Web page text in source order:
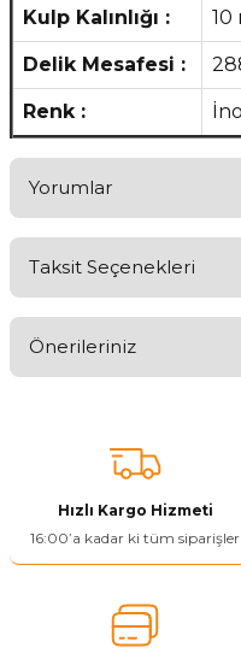
Kulp Kalınlığı : 10
Delik Mesafesi :
Renk :
Yorumlar
Taksit Seçenekleri
Önerileriniz
tarafımıza iletebilirsiniz.
Görüş ve önerileriniz için
Ürün resmi kalitesiz, bozuk
Ürün bilgilerinde hatalar
Ürün fiyatı diğer sitelerden
Hızlı Kargo Hizmeti
16:00’a kadar ki tüm siparişler